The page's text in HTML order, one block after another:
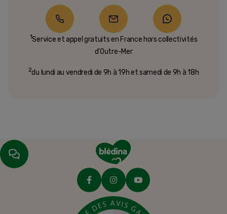
1Service et appel gratuits en France hors collectivités
d'Outre-Mer​
2du lundi au vendredi de 9h à 19h et samedi de 9h à 18h